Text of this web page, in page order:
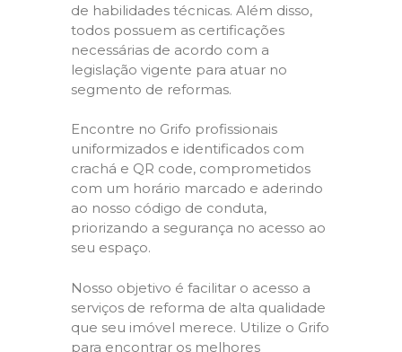
de habilidades técnicas. Além disso,
todos possuem as certificações
necessárias de acordo com a
legislação vigente para atuar no
segmento de reformas.
Encontre no Grifo profissionais
uniformizados e identificados com
crachá e QR code, comprometidos
com um horário marcado e aderindo
ao nosso código de conduta,
priorizando a segurança no acesso ao
seu espaço.
Nosso objetivo é facilitar o acesso a
serviços de reforma de alta qualidade
que seu imóvel merece. Utilize o Grifo
para encontrar os melhores